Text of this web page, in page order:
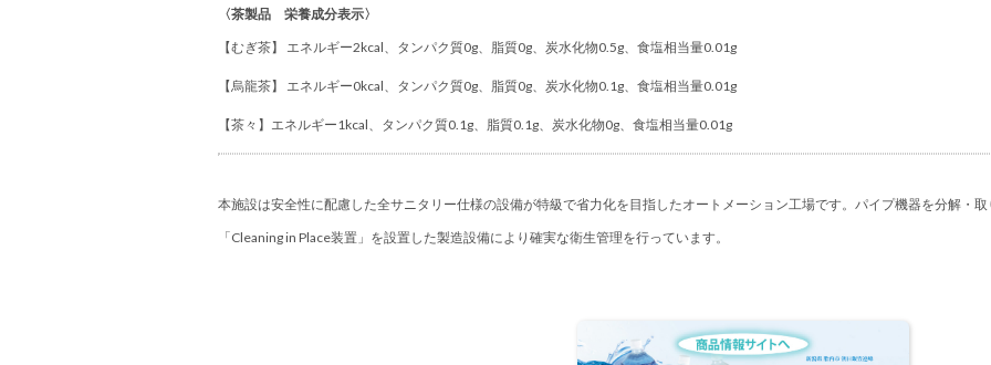
〈茶製品 栄養成分表示〉
【むぎ茶】 エネルギー2kcal、タンパク質0g、脂質0g、炭水化物0.5g、食塩相当量0.01g
【烏龍茶】 エネルギー0kcal、タンパク質0g、脂質0g、炭水化物0.1g、食塩相当量0.01g
【茶々】エネルギー1kcal、タンパク質0.1g、脂質0.1g、炭水化物0g、食塩相当量0.01g
本施設は安全性に配慮した全サニタリー仕様の設備が特級で省力化を目指したオートメーション工場です。パイプ機器を分解・
「Cleaning in Place装置」を設置した製造設備により確実な衛生管理を行っています。